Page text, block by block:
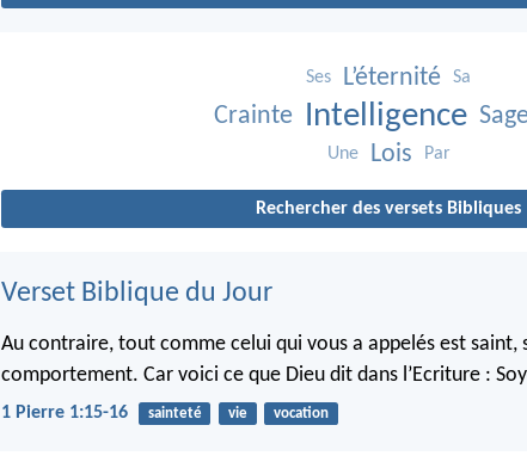
Ses L’éternité Sa
Crainte Intelligence
Une Lois Par
Rechercher des versets Bibliques
Verset Biblique du Jour
Au contraire, tout comme celui qui vous a appelés est saint,
comportement. Car voici ce que Dieu dit dans l’Ecriture :
1 Pierre 1:15-16 sainteté vie vocation